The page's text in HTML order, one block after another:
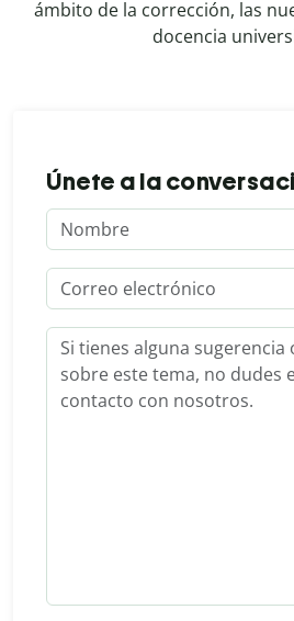
ámbito de la corrección, las
docencia
Únete a la